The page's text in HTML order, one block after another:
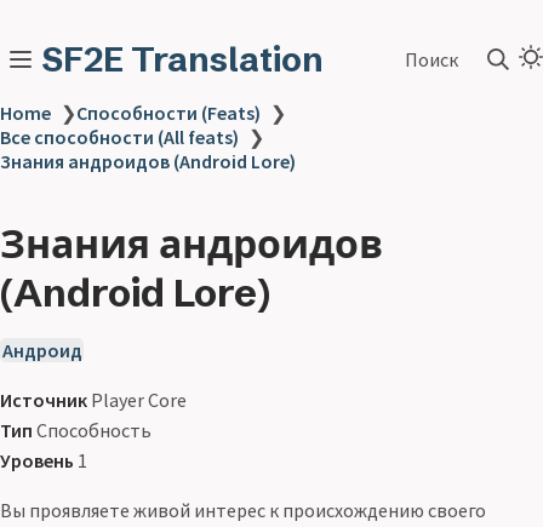
SF2E Translation Поиск
Home ❯Способности (Feats) ❯
Все способности (All feats) ❯
Знания андроидов (Android Lore)
Знания андроидов
(Android Lore)
Андроид
Источник Player Core
Тип Способность
Уровень 1
Вы проявляете живой интерес к происхождению своего